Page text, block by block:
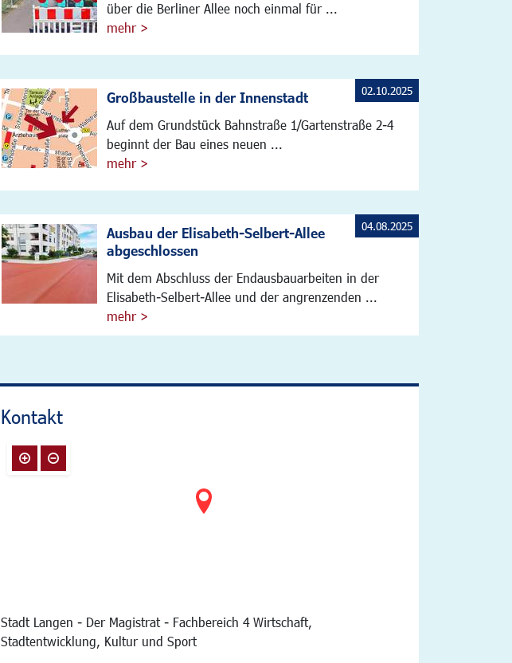
über die Berliner Allee noch einmal für ...
mehr >
Großbaustelle in der Innenstadt
Auf dem Grundstück Bahnstraße 1/Gartenstraße 2-4
beginnt der Bau eines neuen ...
mehr >
02.10.2025
Ausbau der Elisabeth-Selbert-Allee
abgeschlossen
Mit dem Abschluss der Endausbauarbeiten in der
Elisabeth-Selbert-Allee und der angrenzenden ...
mehr >
04.08.2025
Kontakt
Stadt Langen - Der Magistrat - Fachbereich 4 Wirtschaft,
Stadtentwicklung, Kultur und Sport